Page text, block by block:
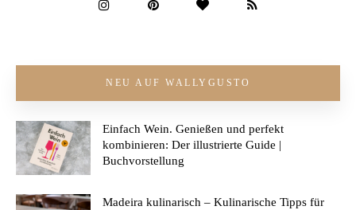
NEU AUF WALLYGUSTO
Einfach Wein. Genießen und perfekt
kombinieren: Der illustrierte Guide |
Buchvorstellung
Madeira kulinarisch – Kulinarische Tipps für